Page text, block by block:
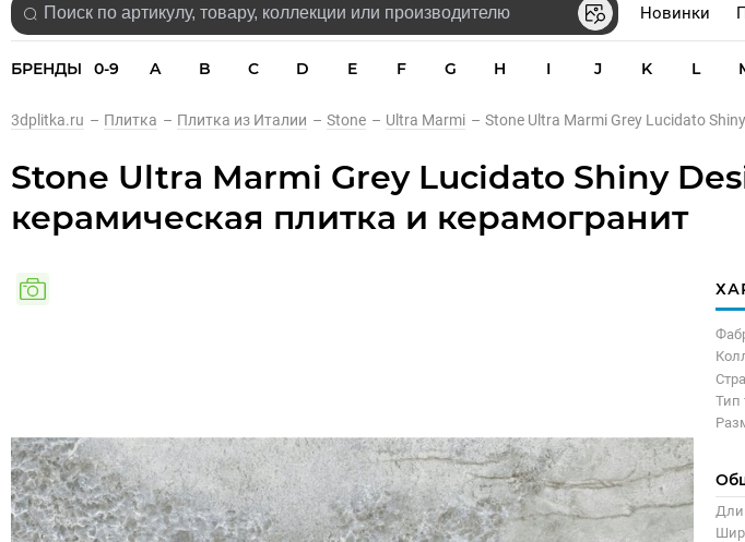
Новинки
БРЕНДЫ 0-9 A B C D E F G H I J K L
3dplitka.ru – Плитка – Плитка из Италии – Stone – Ultra Marmi – Stone Ultra Marmi Grey Lucidato
Stone Ultra Marmi Grey Lucidato Shiny
керамическая плитка и керамогранит
Тип